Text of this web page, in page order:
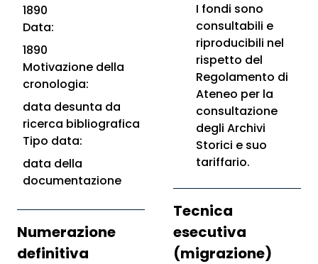
1890
Data:
1890
Motivazione della
cronologia:
data desunta da
ricerca bibliografica
Tipo data:
data della
documentazione
Numerazione
definitiva
I fondi sono
consultabili e
riproducibili nel
rispetto del
Regolamento di
Ateneo per la
consultazione
degli Archivi
Storici e suo
tariffario.
Tecnica
esecutiva
(migrazione)